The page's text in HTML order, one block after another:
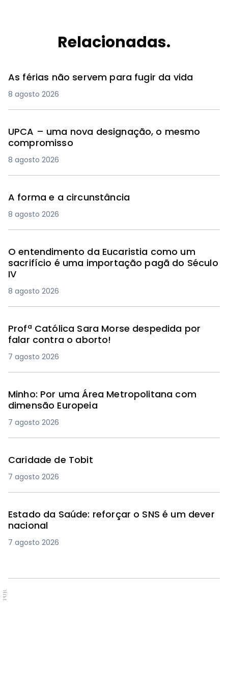
Relacionadas.
As férias não servem para fugir da vida
8 agosto 2026
UPCA – uma nova designação, o mesmo
compromisso
8 agosto 2026
A forma e a circunstância
8 agosto 2026
O entendimento da Eucaristia como um
sacrifício é uma importação pagã do Século
IV
8 agosto 2026
Profª Católica Sara Morse despedida por
falar contra o aborto!
7 agosto 2026
Minho: Por uma Área Metropolitana com
dimensão Europeia
7 agosto 2026
Caridade de Tobit
7 agosto 2026
Estado da Saúde: reforçar o SNS é um dever
nacional
7 agosto 2026
PUB.